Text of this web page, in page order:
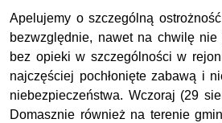
Apelujemy o szczególną
bezwzględnie, nawet na chwilę nie
bez opieki w szczególności w
najczęściej pochłonięte zabawą i
niebezpieczeństwa. Wczoraj (29
Domasznie również na terenie